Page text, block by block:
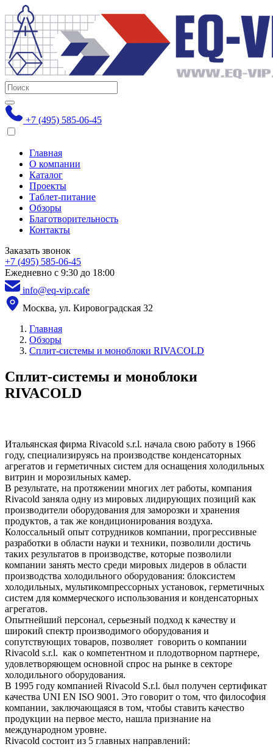
+7 (495) 585-06-45
Главная
О компании
Каталог
Проекты
Таблет-питание
Обзоры
Благотворительность
Контакты
Заказать звонок
+7 (495) 585-06-45
Ежедневно с 9:30 до 18:00
info@eq-vip.cafe
Москва, ул. Кировоградская 32
Главная
Обзоры
Сплит-системы и моноблоки RIVACOLD
Сплит-системы и моноблоки
RIVACOLD
Итальянская фирма Rivacold s.r.l. начала свою работу в 1966
году, специализируясь на производстве конденсаторных
агрегатов и герметичных систем для оснащения холодильных
витрин и морозильных камер.
В результате, на протяжении многих лет работы, компания
Rivacold заняла одну из мировых лидирующих позиций как
производители оборудования для заморозки и хранения
продуктов, а так же кондиционирования воздуха.
Колоссальный опыт сотрудников компании, прогрессивные
разработки в области науки и техники, позволили достичь
таких результатов в производстве, которые позволили
компании занять место среди мировых лидеров в области
производства холодильного оборудования: блоксистем
холодильных, мультикомпрессорных установок, герметичных
систем для коммерческого использования и конденсаторных
агрегатов.
Опытнейший персонал, серьезный подход к качеству и
широкий спектр производимого оборудования и
сопутствующих товаров, позволяет говорить о компании
Rivacold s.r.l. как о компетентном и плодотворном партнере,
удовлетворяющем основной спрос на рынке в секторе
холодильного оборудования.
В 1995 году компанией Rivacold S.r.l. был получен сертификат
качества UNI EN ISO 9001. Это говорит о том, что философия
компании, заключающаяся в том, чтобы ставить качество
продукции на первое место, нашла признание на
международном уровне.
Rivacold состоит из 5 главных направлений: